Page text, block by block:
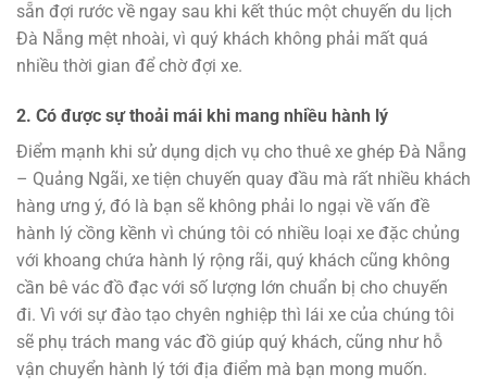
sẵn đợi rước về ngay sau khi kết thúc một chuyến du lịch
Đà Nẵng mệt nhoài, vì quý khách không phải mất quá
nhiều thời gian để chờ đợi xe.
2. Có được sự thoải mái khi mang nhiều hành lý
Điểm mạnh khi sử dụng dịch vụ cho thuê xe ghép Đà Nẵng
– Quảng Ngãi, xe tiện chuyến quay đầu mà rất nhiều khách
hàng ưng ý, đó là bạn sẽ không phải lo ngại về vấn đề
hành lý cồng kềnh vì chúng tôi có nhiều loại xe đặc chủng
với khoang chứa hành lý rộng rãi, quý khách cũng không
cần bê vác đồ đạc với số lượng lớn chuẩn bị cho chuyến
đi. Vì với sự đào tạo chyên nghiệp thì lái xe của chúng tôi
sẽ phụ trách mang vác đồ giúp quý khách, cũng như hỗ
vận chuyển hành lý tới địa điểm mà bạn mong muốn.